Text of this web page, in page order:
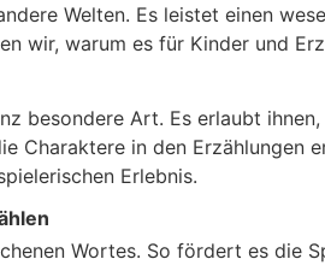
Welten. Es leistet einen
wir, warum es für Kinder und
besondere Art. Es erlaubt
Charaktere in den Erzählungen
Erlebnis.
Wortes. So fördert es die